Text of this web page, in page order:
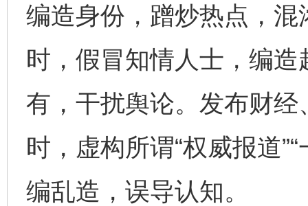
编造身份，蹭炒热点，
时，假冒知情人士，编
有，干扰舆论。发布财
时，虚构所谓“权威报道
编乱造，误导认知。